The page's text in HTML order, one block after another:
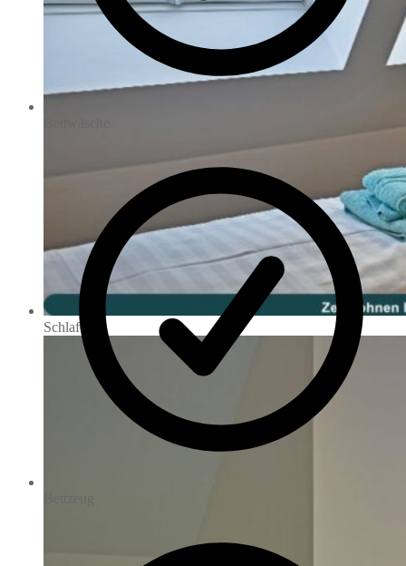
Schlafen 2